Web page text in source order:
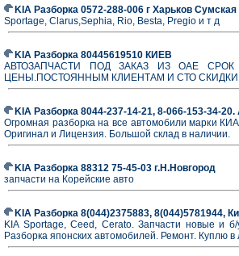
KIA Разборка 0572-288-006 г Харьков
Sportage, Clarus,Sephia, Rio, Besta, Pregio и т д
KIA Разборка 80445619510 КИЕВ
АВТОЗАПЧАСТИ ПОД ЗАКАЗ ИЗ ОАЕ
ЦЕНЫ.ПОСТОЯННЫМ КЛИЕНТАМ И СТО
KIA Разборка 8044-237-14-21, 8-066-153-34-
Огромная разборка на все автомобили марки
Оригинал и Лицензия. Большой склад в наличии.
KIA Разборка 88312 75-45-03 г.Н.Новгород
запчасти на Корейские авто
KIA Разборка 8(044)2375883, 8(044)5781944,
KIA Sportage, Ceed, Cerato. Запчасти новые и
Разборка японских автомобилей. Ремонт. Куплю